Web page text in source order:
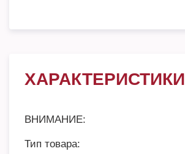
ХАРАКТЕРИСТИКИ
ВНИМАНИЕ:
Тип товара: